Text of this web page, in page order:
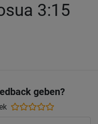
3:15
geben?